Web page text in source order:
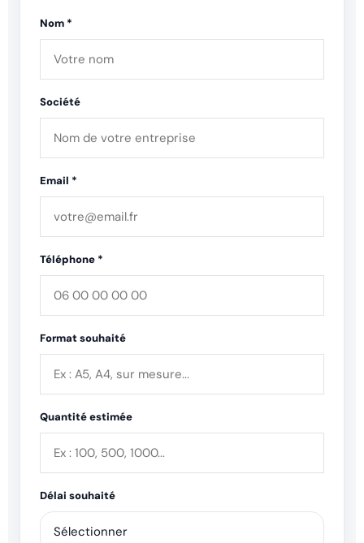
Nom *
Société
Email *
Téléphone *
Format souhaité
Quantité estimée
Délai souhaité